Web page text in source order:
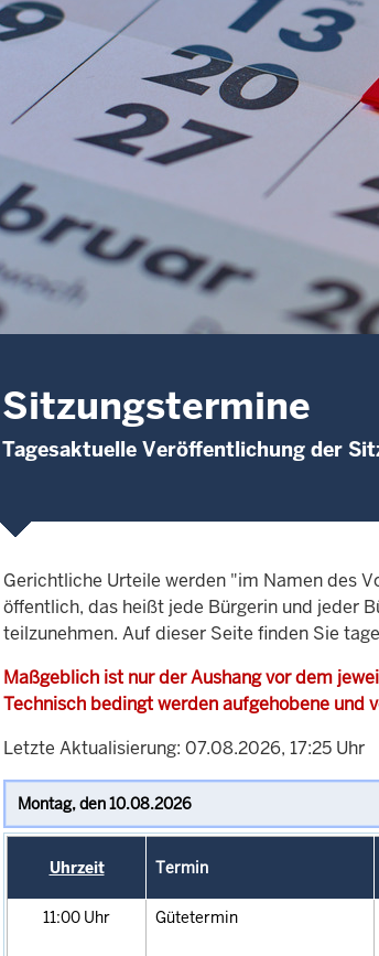
Sitzungstermine
Tagesaktuelle Veröffentlichung der
Gerichtliche Urteile werden "im Namen des
öffentlich, das heißt jede Bürgerin und jeder
teilzunehmen. Auf dieser Seite finden Sie
Maßgeblich ist nur der Aushang vor dem
Technisch bedingt werden aufgehobene und
Letzte Aktualisierung: 07.08.2026, 17:25 Uhr
Uhrzeit Termin
11:00 Uhr Gütetermin